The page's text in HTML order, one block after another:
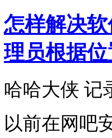
怎样解决
理员根据
哈哈大侠 记
以前在网吧